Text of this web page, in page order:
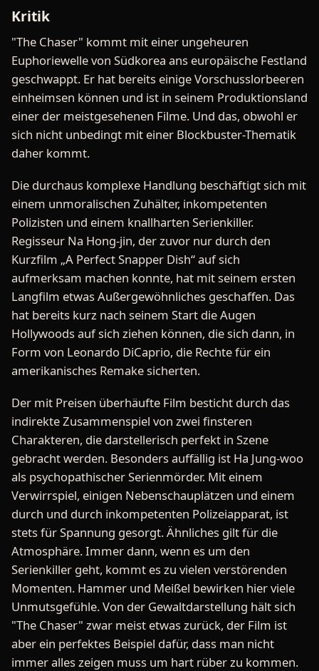
Kritik
"The Chaser" kommt mit einer ungeheuren
Euphoriewelle von Südkorea ans europäische Festland
geschwappt. Er hat bereits einige Vorschusslorbeeren
einheimsen können und ist in seinem Produktionsland
einer der meistgesehenen Filme. Und das, obwohl er
sich nicht unbedingt mit einer Blockbuster-Thematik
daher kommt.
Die durchaus komplexe Handlung beschäftigt sich mit
einem unmoralischen Zuhälter, inkompetenten
Polizisten und einem knallharten Serienkiller.
Regisseur Na Hong-jin, der zuvor nur durch den
Kurzfilm „A Perfect Snapper Dish“ auf sich
aufmerksam machen konnte, hat mit seinem ersten
Langfilm etwas Außergewöhnliches geschaffen. Das
hat bereits kurz nach seinem Start die Augen
Hollywoods auf sich ziehen können, die sich dann, in
Form von Leonardo DiCaprio, die Rechte für ein
amerikanisches Remake sicherten.
Der mit Preisen überhäufte Film besticht durch das
indirekte Zusammenspiel von zwei finsteren
Charakteren, die darstellerisch perfekt in Szene
gebracht werden. Besonders auffällig ist Ha Jung-woo
als psychopathischer Serienmörder. Mit einem
Verwirrspiel, einigen Nebenschauplätzen und einem
durch und durch inkompetenten Polizeiapparat, ist
stets für Spannung gesorgt. Ähnliches gilt für die
Atmosphäre. Immer dann, wenn es um den
Serienkiller geht, kommt es zu vielen verstörenden
Momenten. Hammer und Meißel bewirken hier viele
Unmutsgefühle. Von der Gewaltdarstellung hält sich
"The Chaser" zwar meist etwas zurück, der Film ist
aber ein perfektes Beispiel dafür, dass man nicht
immer alles zeigen muss um hart rüber zu kommen.